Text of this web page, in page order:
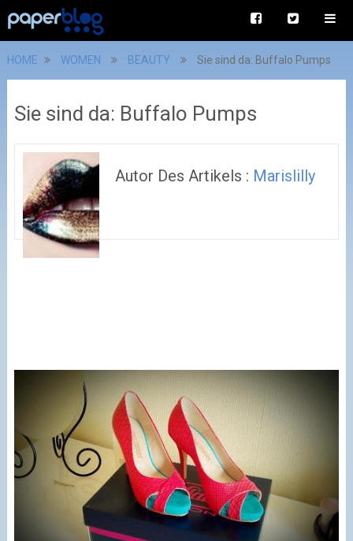
HOME WOMEN BEAUTY Sie sind da: Buffalo Pumps
Sie sind da: Buffalo Pumps
Autor Des Artikels : Marislilly